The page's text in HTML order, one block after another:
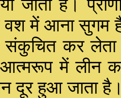
जाता है।
वश में आना
कर लेता
आत्मरूप में लीन
दूर हुआ जाता